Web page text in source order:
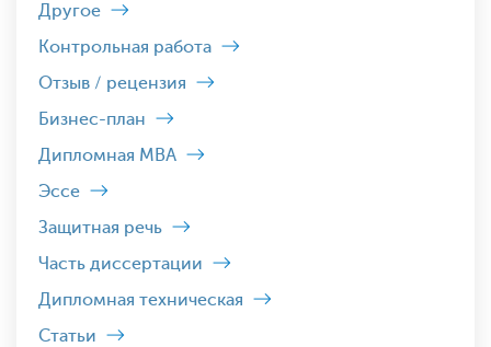
Другое
Контрольная работа
Отзыв / рецензия
Бизнес-план
Дипломная MBA
Эссе
Защитная речь
Часть диссертации
Дипломная техническая
Статьи